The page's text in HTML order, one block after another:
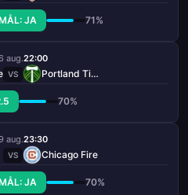
JA 71%
aug.22:00
VS Portland Timbers
70%
aug.23:30
VS Chicago Fire
JA 70%